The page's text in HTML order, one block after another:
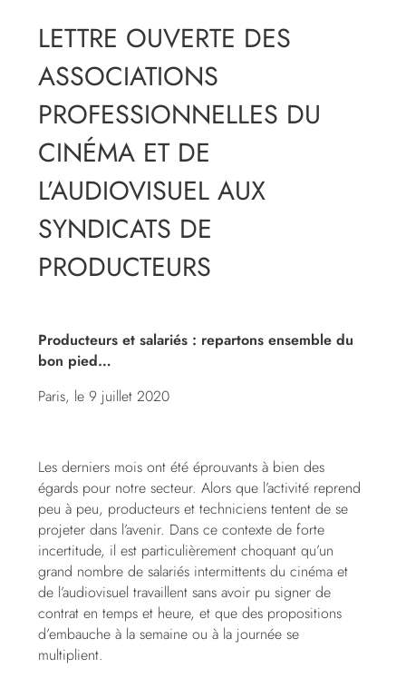
LETTRE OUVERTE DES
ASSOCIATIONS
PROFESSIONNELLES DU
CINÉMA ET DE
L’AUDIOVISUEL AUX
SYNDICATS DE
PRODUCTEURS
Producteurs et salariés : repartons ensemble du
bon pied…
Paris, le 9 juillet 2020
Les derniers mois ont été éprouvants à bien des
égards pour notre secteur. Alors que l’activité reprend
peu à peu, producteurs et techniciens tentent de se
projeter dans l’avenir. Dans ce contexte de forte
incertitude, il est particulièrement choquant qu’un
grand nombre de salariés intermittents du cinéma et
de l’audiovisuel travaillent sans avoir pu signer de
contrat en temps et heure, et que des propositions
d’embauche à la semaine ou à la journée se
multiplient.